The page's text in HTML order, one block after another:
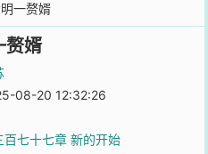
一赘婿
赘婿
08-20 12:32:26
百七十七章 新的开始